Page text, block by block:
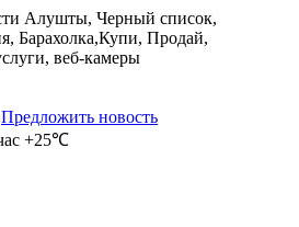
Предложить новость
+25℃